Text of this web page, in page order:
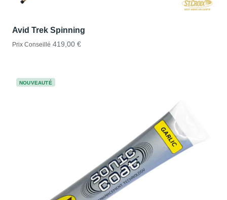
Avid Trek Spinning
Prix Conseillé 419,00 €
NOUVEAUTÉ